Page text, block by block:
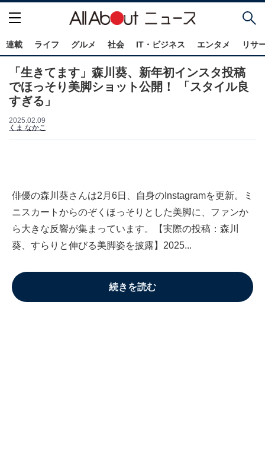
連載 ライフ グルメ 社会 IT・ビジネス エンタメ リサ
「生きてます」森川葵、新年初インスタ投稿
でほっそり美脚ショット公開！ 「スタイル良
すぎる」
2025.02.09
くま なかこ
俳優の森川葵さんは2月6日、自身のInstagramを更新。ミ
ニスカートからのぞくほっそりとした美脚に、ファンか
ら大きな反響が集まっています。【実際の投稿：森川
葵、すらりと伸びる美脚姿を披露】2025...
続きを読む